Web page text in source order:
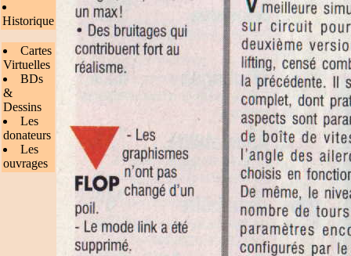
Historique
Cartes
Virtuelles
BDs
&
Dessins
Les
donateurs
Les
ouvrages